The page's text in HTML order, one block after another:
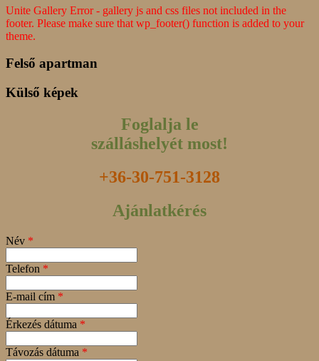
Unite Gallery Error - gallery js and css files not included in the
footer. Please make sure that wp_footer() function is added to your
theme.
Felső apartman
Külső képek
Foglalja le
szálláshelyét most!
+36-30-751-3128
Ajánlatkérés
Név *
Telefon *
E-mail cím *
Érkezés dátuma *
Távozás dátuma *